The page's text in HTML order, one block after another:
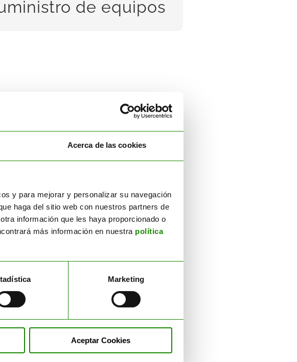
Acerca de las cookies
y para mejorar y personalizar su navegación
haga del sitio web con nuestros partners de
información que les haya proporcionado o
más información en nuestra política
Marketing
Aceptar Cookies
de equipos
Gestión
Gestión Residuos
estratégicamente implantados
en el territorio nacional.
de equipos
para la optimización de los residuos.